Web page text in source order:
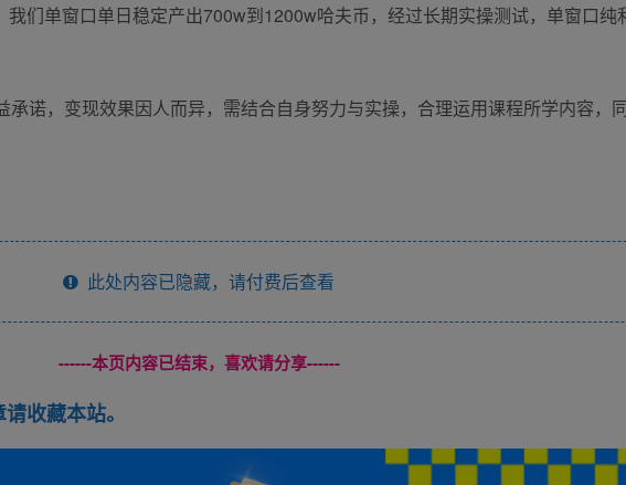
们单窗口单日稳定产出700w到1200w哈夫币，经过长期实操测试，单窗口纯
诺，变现效果因人而异，需结合自身努力与实操，合理运用课程所学内容，
此处内容已隐藏，请付费后查看
------本页内容已结束，喜欢请分享------
收藏本站。